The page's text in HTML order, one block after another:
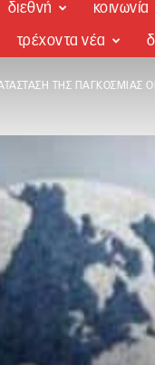
διεθνή κοινωνία
τρέχοντα νέα
ΤΗΣ ΠΑΓΚΌΣΜΙΑΣ